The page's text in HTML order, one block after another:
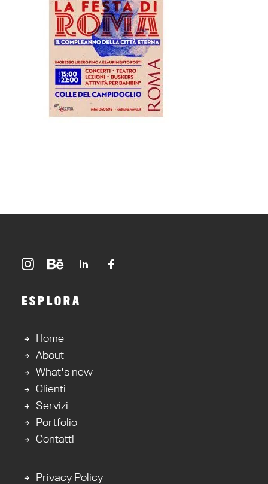
ESPLORA
Home
About
What's new
Clienti
Servizi
Portfolio
Contatti
Privacy Policy